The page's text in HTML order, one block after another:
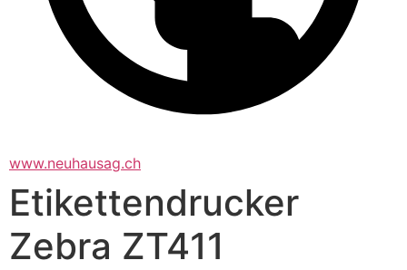
www.neuhausag.ch
Etikettendrucker
Zebra ZT411